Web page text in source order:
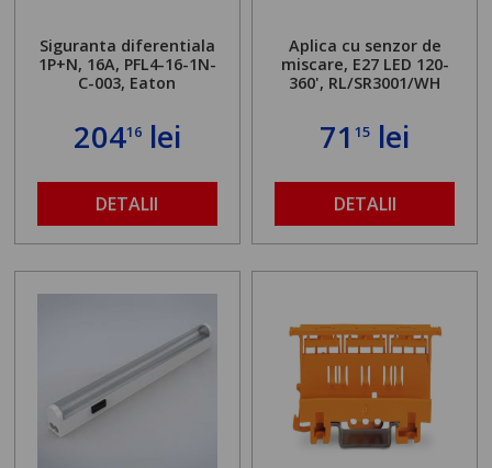
Siguranta diferentiala
1P+N, 16A, PFL4-16-1N-
C-003, Eaton
20416lei
DETALII
Aplica cu senzor de
miscare, E27 LED 120-
360', RL/SR3001/WH
7115 lei
DETALII